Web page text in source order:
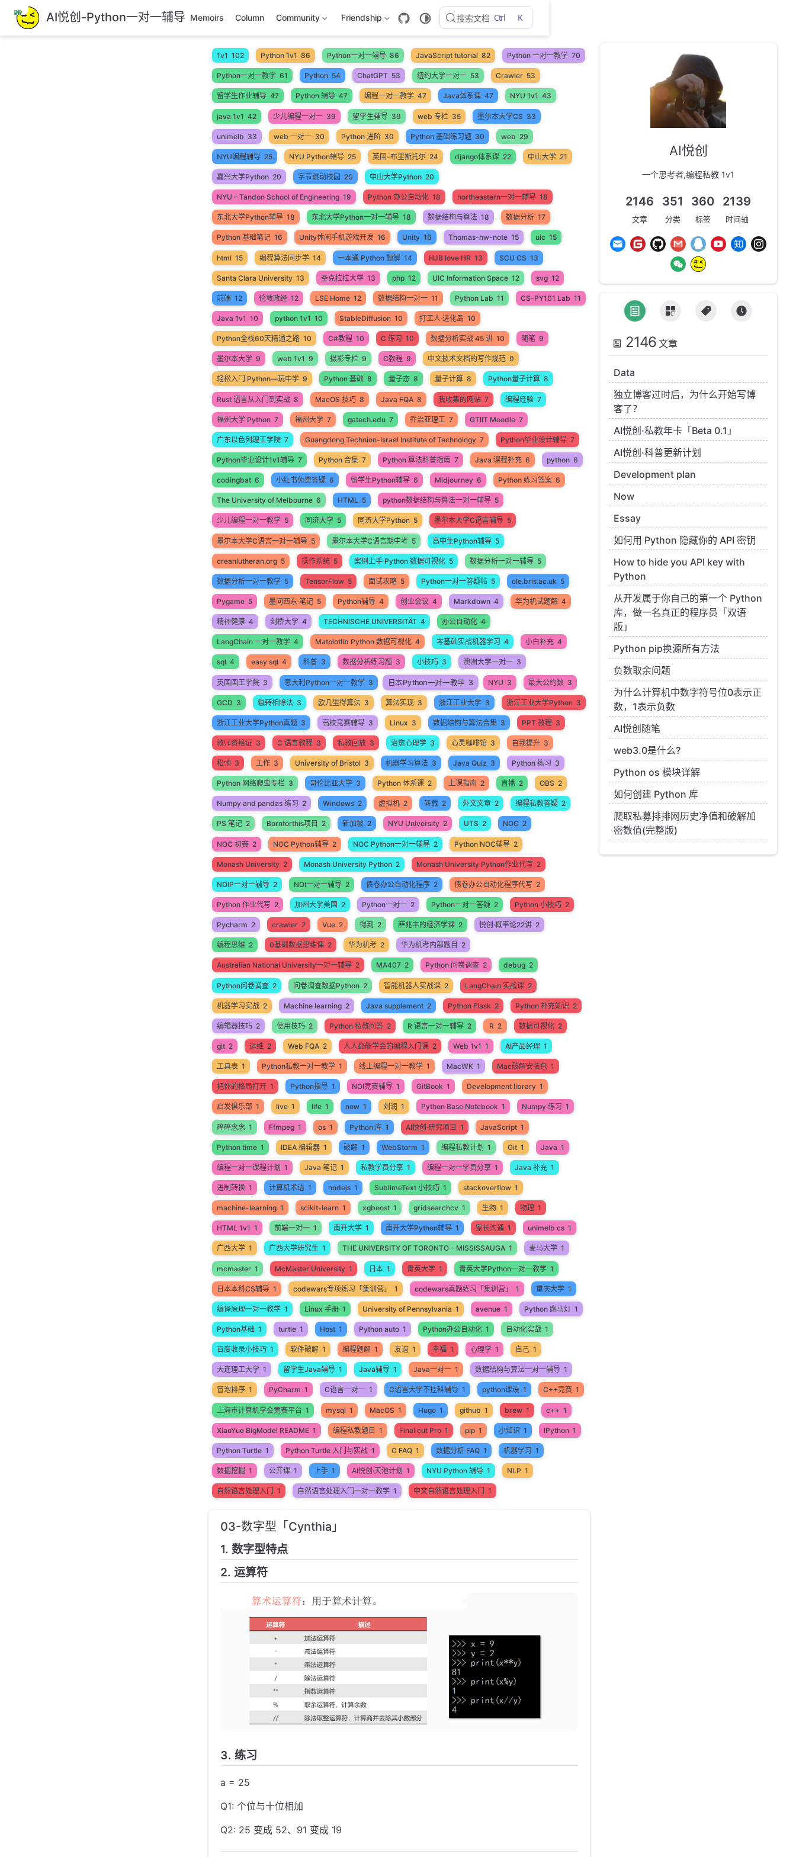
跳
至
主
AI悦创-Python一对一辅导 Memoirs Column Community Friendship 搜索文档 Ctrl K
1v1 102 Python 1v1 86 Python一对一辅导 86 JavaScript tutorial 82 Python 一对一教学 70
Python一对一教学 61 Python 54 ChatGPT 53 纽约大学一对一 53 Crawler 53
留学生作业辅导 47 Python 辅导 47 编程一对一教学 47 Java体系课 47 NYU 1v1 43
java 1v1 42 少儿编程一对一 39 留学生辅导 39 web 专栏 35 墨尔本大学CS 33
unimelb 33 web 一对一 30 Python 进阶 30 Python 基础练习题 30 web 29
NYU编程辅导 25 NYU Python辅导 25 英国-布里斯托尔 24 django体系课 22 中山大学 21
嘉兴大学Python 20 字节跳动校园 20 中山大学Python 20
NYU – Tandon School of Engineering 19 Python 办公自动化 18 northeastern一对一辅导 18
东北大学Python辅导 18 东北大学Python一对一辅导 18 数据结构与算法 18 数据分析 17
Python 基础笔记 16 Unity休闲手机游戏开发 16 Unity 16 Thomas-hw-note 15 uic 15
html 15 编程算法同步学 14 一本通 Python 题解 14 HJB love HR 13 SCU CS 13
Santa Clara University 13 圣克拉拉大学 13 php 12 UIC Information Space 12 svg 12
前端 12 伦敦政经 12 LSE Home 12 数据结构一对一 11 Python Lab 11 CS-PY101 Lab 11
Java 1v1 10 python 1v1 10 StableDiffusion 10 打工人·进化岛 10
Python全栈60天精通之路 10 C#教程 10 C 练习 10 数据分析实战 45 讲 10 随笔 9
墨尔本大学 9 web 1v1 9 摄影专栏 9 C教程 9 中文技术文档的写作规范 9
轻松入门 Python—玩中学 9 Python 基础 8 量子态 8 量子计算 8 Python量子计算 8
Rust 语言从入门到实战 8 MacOS 技巧 8 Java FQA 8 我收集的网站 7 编程经验 7
福州大学 Python 7 福州大学 7 gatech.edu 7 乔治亚理工 7 GTIIT Moodle 7
广东以色列理工学院 7 Guangdong Technion-Israel Institute of Technology 7 Python毕业设计辅导 7
Python毕业设计1v1辅导 7 Python 合集 7 Python 算法科普指南 7 Java 课程补充 6 python 6
codingbat 6 小红书免费答疑 6 留学生Python辅导 6 Midjourney 6 Python 练习答案 6
The University of Melbourne 6 HTML 5 python数据结构与算法一对一辅导 5
少儿编程一对一教学 5 同济大学 5 同济大学Python 5 墨尔本大学C语言辅导 5
墨尔本大学C语言一对一辅导 5 墨尔本大学C语言期中考 5 高中生Python辅导 5
creanlutheran.org 5 操作系统 5 案例上手 Python 数据可视化 5 数据分析一对一辅导 5
数据分析一对一教学 5 TensorFlow 5 面试攻略 5 Python一对一答疑帖 5 ole.bris.ac.uk 5
Pygame 5 墨问西东·笔记 5 Python辅导 4 创业会议 4 Markdown 4 华为机试题解 4
精神健康 4 剑桥大学 4 TECHNISCHE UNIVERSITÄT 4 办公自动化 4
LangChain 一对一教学 4 Matplotlib Python 数据可视化 4 零基础实战机器学习 4 小白补充 4
sql 4 easy sql 4 科普 3 数据分析练习题 3 小技巧 3 澳洲大学一对一 3
英国国王学院 3 意大利Python一对一教学 3 日本Python一对一教学 3 NYU 3 最大公约数 3
GCD 3 辗转相除法 3 欧几里得算法 3 算法实现 3 浙江工业大学 3 浙江工业大学Python 3
浙江工业大学Python真题 3 高校竞赛辅导 3 Linux 3 数据结构与算法合集 3 PPT 教程 3
教师资格证 3 C 语言教程 3 私教回放 3 治愈心理学 3 心灵咖啡馆 3 自我提升 3
松弛 3 工作 3 University of Bristol 3 机器学习算法 3 Java Quiz 3 Python 练习 3
Python 网络爬虫专栏 3 哥伦比亚大学 3 Python 体系课 2 上课指南 2 直播 2 OBS 2
Numpy and pandas 练习 2 Windows 2 虚拟机 2 转载 2 外文文章 2 编程私教答疑 2
PS 笔记 2 Bornforthis项目 2 新加坡 2 NYU University 2 UTS 2 NOC 2
NOC 初赛 2 NOC Python辅导 2 NOC Python一对一辅导 2 Python NOC辅导 2
Monash University 2 Monash University Python 2 Monash University Python作业代写 2
NOIP一对一辅导 2 NOI一对一辅导 2 债卷办公自动化程序 2 债卷办公自动化程序代写 2
Python 作业代写 2 加州大学美国 2 Python一对一 2 Python一对一答疑 2 Python 小技巧 2
Pycharm 2 crawler 2 Vue 2 得到 2 薛兆丰的经济学课 2 悦创·概率论22讲 2
编程思维 2 0基础数据思维课 2 华为机考 2 华为机考内部题目 2
Australian National University一对一辅导 2 MA407 2 Python 问卷调查 2 debug 2
Python问卷调查 2 问卷调查数据Python 2 智能机器人实战课 2 LangChain 实战课 2
机器学习实战 2 Machine learning 2 Java supplement 2 Python Flask 2 Python 补充知识 2
编辑器技巧 2 使用技巧 2 Python 私教问答 2 R 语言一对一辅导 2 R 2 数据可视化 2
git 2 运维 2 Web FQA 2 人人都能学会的编程入门课 2 Web 1v1 1 AI产品经理 1
工具表 1 Python私教一对一教学 1 线上编程一对一教学 1 MacWK 1 Mac破解安装包 1
把你的格局打开 1 Python指导 1 NOI竞赛辅导 1 GitBook 1 Development library 1
启发俱乐部 1 live 1 life 1 now 1 刘润 1 Python Base Notebook 1 Numpy 练习 1
碎碎念念 1 Ffmpeg 1 os 1 Python 库 1 AI悦创·研究项目 1 JavaScript 1
Python time 1 IDEA 编辑器 1 破解 1 WebStorm 1 编程私教计划 1 Git 1 Java 1
编程一对一课程计划 1 Java 笔记 1 私教学员分享 1 编程一对一学员分享 1 Java 补充 1
进制转换 1 计算机术语 1 nodejs 1 SublimeText 小技巧 1 stackoverflow 1
machine-learning 1 scikit-learn 1 xgboost 1 gridsearchcv 1 生物 1 物理 1
HTML 1v1 1 前端一对一 1 南开大学 1 南开大学Python辅导 1 家长沟通 1 unimelb cs 1
广西大学 1 广西大学研究生 1 THE UNIVERSITY OF TORONTO – MISSISSAUGA 1 麦马大学 1
mcmaster 1 McMaster University 1 日本 1 青英大学 1 青英大学Python一对一教学 1
日本本科CS辅导 1 codewars专项练习「集训营」 1 codewars真题练习「集训营」 1 重庆大学 1
编译原理一对一教学 1 Linux 手册 1 University of Pennsylvania 1 avenue 1 Python 跑马灯 1
Python基础 1 turtle 1 Host 1 Python auto 1 Python办公自动化 1 自动化实战 1
百度收录小技巧 1 软件破解 1 编程题解 1 友谊 1 幸福 1 心理学 1 自己 1
大连理工大学 1 留学生Java辅导 1 Java辅导 1 Java一对一 1 数据结构与算法一对一辅导 1
冒泡排序 1 PyCharm 1 C语言一对一 1 C语言大学不挂科辅导 1 python课设 1 C++竞赛 1
上海市计算机学会竞赛平台 1 mysql 1 MacOS 1 Hugo 1 github 1 brew 1 c++ 1
XiaoYue BigModel README 1 编程私教题目 1 Final cut Pro 1 pip 1 小知识 1 IPython 1
Python Turtle 1 Python Turtle 入门与实战 1 C FAQ 1 数据分析 FAQ 1 机器学习 1
数据挖掘 1 公开课 1 上手 1 AI悦创·天池计划 1 NYU Python 辅导 1 NLP 1
自然语言处理入门 1 自然语言处理入门一对一教学 1 中文自然语言处理入门 1
03-数字型「Cynthia」
1. 数字型特点
2. 运算符
3. 练习
a = 25
Q1: 个位与十位相加
Q2: 25 变成 52、91 变成 19
AI悦创
一个思考者,编程私教 1v1
2146
文章
351
分类
360
标签
2139
时间轴
2146 文章
Data
独立博客过时后，为什么开始写博
客了？
AI悦创·私教年卡「Beta 0.1」
AI悦创·科普更新计划
Development plan
Now
Essay
如何用 Python 隐藏你的 API 密钥
How to hide you API key with
Python
从开发属于你自己的第一个 Python
库，做一名真正的程序员「双语
版」
Python pip换源所有方法
负数取余问题
为什么计算机中数字符号位0表示正
数，1表示负数
AI悦创随笔
web3.0是什么?
Python os 模块详解
如何创建 Python 库
爬取私募排排网历史净值和破解加
密数值(完整版)